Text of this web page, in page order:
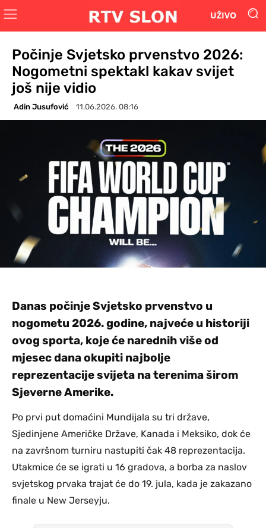
UŽIVO
Počinje Svjetsko prvenstvo 2026:
Nogometni spektakl kakav svijet
još nije vidio
Adin Jusufović 11.06.2026. 08:16
Danas počinje Svjetsko prvenstvo u
nogometu 2026. godine, najveće u historiji
ovog sporta, koje će narednih više od
mjesec dana okupiti najbolje
reprezentacije svijeta na terenima širom
Sjeverne Amerike.
Po prvi put domaćini Mundijala su tri države,
Sjedinjene Američke Države, Kanada i Meksiko, dok će
na završnom turniru nastupiti čak 48 reprezentacija.
Utakmice će se igrati u 16 gradova, a borba za naslov
svjetskog prvaka trajat će do 19. jula, kada je zakazano
finale u New Jerseyju.